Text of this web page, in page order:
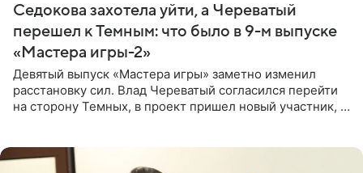
Седокова захотела уйти, а Череватый
перешел к Темным: что было в 9-м выпуске
«Мастера игры-2»
Девятый выпуск «Мастера игры» заметно изменил
расстановку сил. Влад Череватый согласился перейти
на сторону Темных, в проект пришел новый участник, а